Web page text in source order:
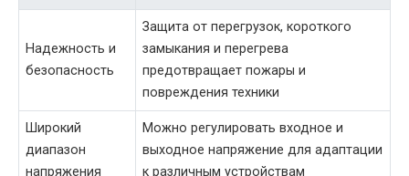
Надежность и
безопасность
Защита от перегрузок, короткого
замыкания и перегрева
предотвращает пожары и
повреждения техники
Широкий
диапазон
напряжения
Можно регулировать входное и
выходное напряжение для адаптации
к различным устройствам